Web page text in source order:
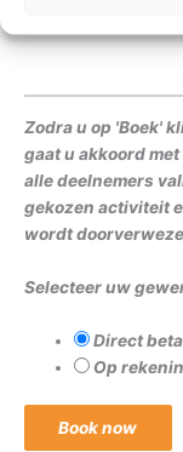
Zodra u op 'Boek'
gaat u akkoord
alle deelnemers
gekozen activiteit
wordt
Selecteer uw
Direct
Op
Book now